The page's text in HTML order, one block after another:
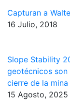
Capturan a
16 Julio, 2018
Slope Stability
geotécnicos
cierre de la mina
15 Agosto, 2025